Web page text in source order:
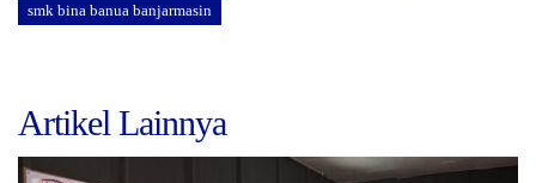
smk bina banua banjarmasin
Artikel Lainnya